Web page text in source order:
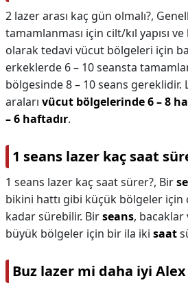
2 lazer arası kaç gün olmalı?,
tamamlanması için cilt/kıl yapısı
olarak tedavi vücut bölgeleri için
erkeklerde 6 – 10 seansta
bölgesinde 8 – 10 seans gereklidir.
araları vücut bölgelerinde 6 – 8
– 6 haftadır.
1 seans lazer kaç saat
1 seans lazer kaç saat sürer?, Bir
bikini hattı gibi küçük bölgeler için
kadar sürebilir. Birseans, bacaklar
büyük bölgeler için bir ila iki saat
Buz lazer mi daha iyi